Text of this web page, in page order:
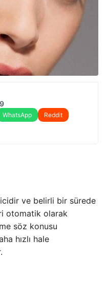
WhatsApp
Reddit
ve belirli bir sürede
otomatik olarak
söz konusu
hızlı hale